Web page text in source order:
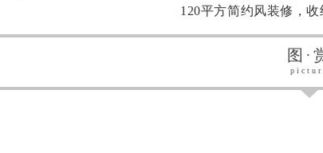
120平方简约风装修，
图·